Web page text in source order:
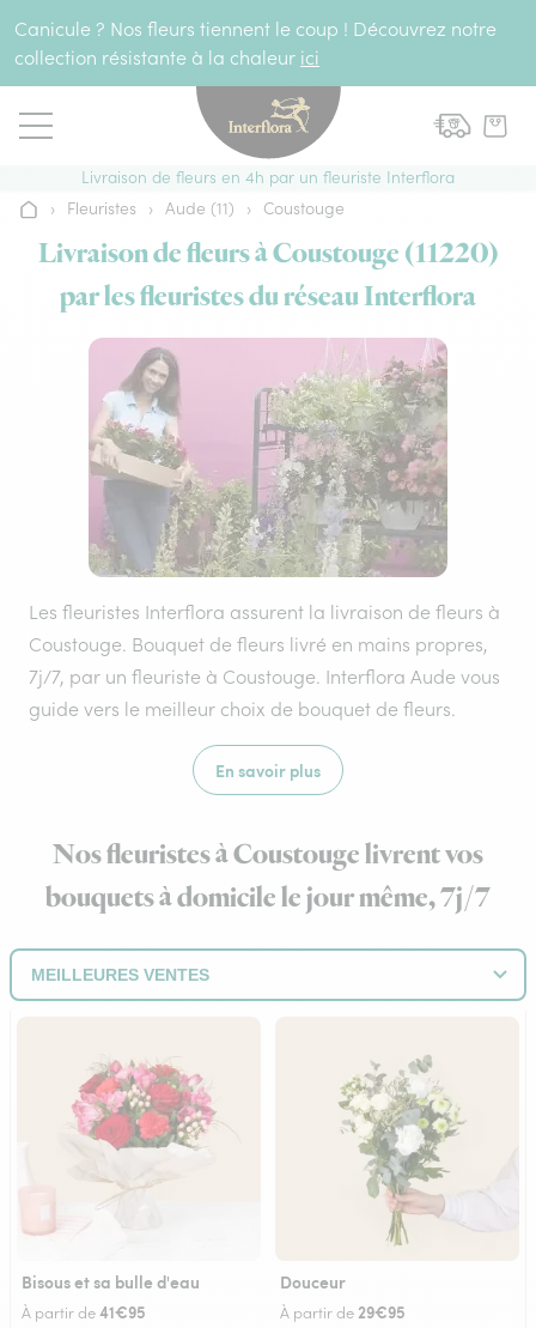
Canicule ? Nos fleurs tiennent le coup ! Découvrez notre
collection résistante à la chaleur ici
Livraison de fleurs en 4h par un fleuriste Interflora
Accueil
› Fleuristes › Aude (11) › Coustouge
Livraison de fleurs à Coustouge (11220)
par les fleuristes du réseau Interflora
Les fleuristes Interflora assurent la livraison de fleurs à
Coustouge. Bouquet de fleurs livré en mains propres,
7j/7, par un fleuriste à Coustouge. Interflora Aude vous
guide vers le meilleur choix de bouquet de fleurs.
En savoir plus
Nos fleuristes à Coustouge livrent vos
bouquets à domicile le jour même, 7j/7
Bisous et sa bulle d'eau
À partir de41€95
Douceur
À partir de 29€95